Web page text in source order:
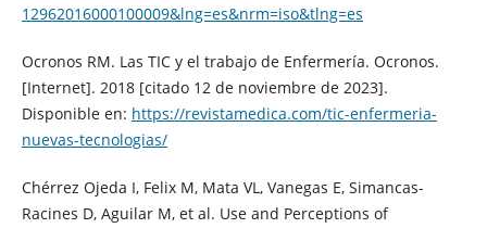
12962016000100009&lng=es&nrm=iso&tlng=es
Ocronos RM. Las TIC y el trabajo de Enfermería. Ocronos.
[Internet]. 2018 [citado 12 de noviembre de 2023].
Disponible en: https://revistamedica.com/tic-enfermeria-
nuevas-tecnologias/
Chérrez Ojeda I, Felix M, Mata VL, Vanegas E, Simancas-
Racines D, Aguilar M, et al. Use and Perceptions of